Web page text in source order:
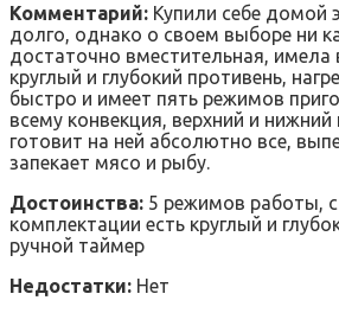
Комментарий: Купили себе домой
долго, однако о своем выборе ни
достаточно вместительная, имела
круглый и глубокий противень,
быстро и имеет пять режимов
всему конвекция, верхний и нижний
готовит на ней абсолютно все,
запекает мясо и рыбу.
Достоинства: 5 режимов работы, с
комплектации есть круглый и
ручной таймер
Недостатки: Нет